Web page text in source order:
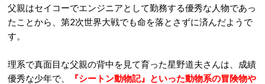
父親はセイコーでエンジニアとして勤務する優秀な人物であっ
たことから、第2次世界大戦でも命を落とさずに済んだようで
す。
理系で真面目な父親の背中を見て育った星野道夫さんは、成績
優秀な少年で、
『シートン動物記』といった動物系の冒険物や